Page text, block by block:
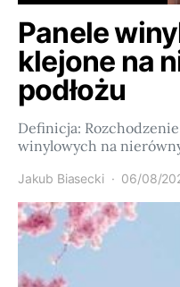
Panele
klejone na
podłożu
Definicja:
winylowych na
Jakub Biasecki 06/08/